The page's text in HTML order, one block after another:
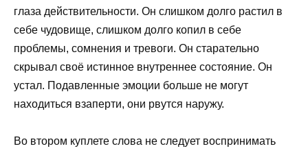
глаза действительности. Он слишком долго растил в
себе чудовище, слишком долго копил в себе
проблемы, сомнения и тревоги. Он старательно
скрывал своё истинное внутреннее состояние. Он
устал. Подавленные эмоции больше не могут
находиться взаперти, они рвутся наружу.
Во втором куплете слова не следует воспринимать